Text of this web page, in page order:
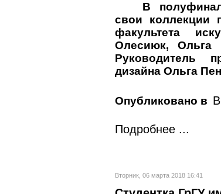
В
свои коллекции
факультета
Олесиюк, Ольга
Руководитель
дизайна Ольга
Опубликовано в
Подробнее ...
Вторник, 06 марта 2018 16:41